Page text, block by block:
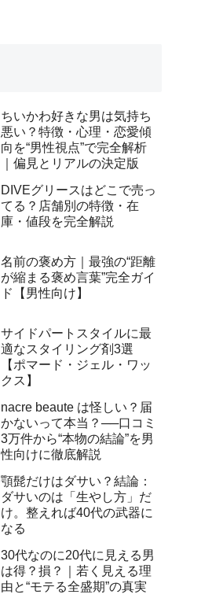
ちいかわ好きな男は気持ち
悪い？特徴・心理・恋愛傾
向を“男性視点”で完全解析
｜偏見とリアルの決定版
DIVEグリースはどこで売っ
てる？店舗別の特徴・在
庫・値段を完全解説
名前の褒め方｜最強の“距離
が縮まる褒め言葉”完全ガイ
ド【男性向け】
サイドパートスタイルに最
適なスタイリング剤3選
【ポマード・ジェル・ワッ
クス】
nacre beaute は怪しい？届
かないって本当？──口コミ
3万件から“本物の結論”を男
性向けに徹底解説
顎髭だけはダサい？結論：
ダサいのは「生やし方」だ
け。整えれば40代の武器に
なる
30代なのに20代に見える男
は得？損？｜若く見える理
由と“モテる全盛期”の真実